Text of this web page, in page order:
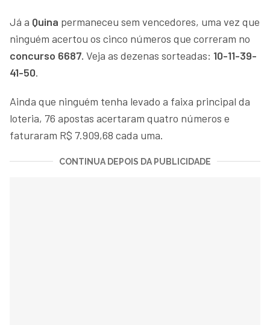
Já a Quina permaneceu sem vencedores, uma vez que
ninguém acertou os cinco números que correram no
concurso 6687. Veja as dezenas sorteadas: 10-11-39-
41-50.
Ainda que ninguém tenha levado a faixa principal da
loteria, 76 apostas acertaram quatro números e
faturaram R$ 7.909,68 cada uma.
CONTINUA DEPOIS DA PUBLICIDADE